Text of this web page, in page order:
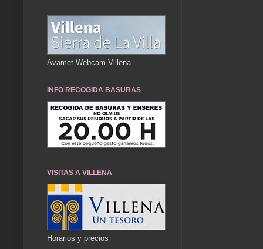
Avamet Webcam Villena
INFO RECOGIDA BASURAS
VISITAS A VILLENA
Horarios y precios